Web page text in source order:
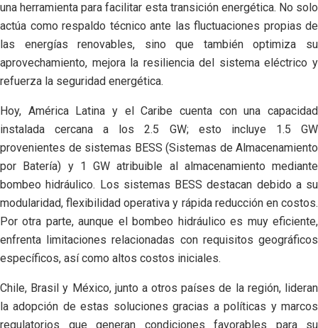
una herramienta para facilitar esta transición energética. No solo
actúa como respaldo técnico ante las fluctuaciones propias de
las energías renovables, sino que también optimiza su
aprovechamiento, mejora la resiliencia del sistema eléctrico y
refuerza la seguridad energética.
Hoy, América Latina y el Caribe cuenta con una capacidad
instalada cercana a los 2.5 GW; esto incluye 1.5 GW
provenientes de sistemas BESS (Sistemas de Almacenamiento
por Batería) y 1 GW atribuible al almacenamiento mediante
bombeo hidráulico. Los sistemas BESS destacan debido a su
modularidad, flexibilidad operativa y rápida reducción en costos.
Por otra parte, aunque el bombeo hidráulico es muy eficiente,
enfrenta limitaciones relacionadas con requisitos geográficos
específicos, así como altos costos iniciales.
Chile, Brasil y México, junto a otros países de la región, lideran
la adopción de estas soluciones gracias a políticas y marcos
regulatorios que generan condiciones favorables para su